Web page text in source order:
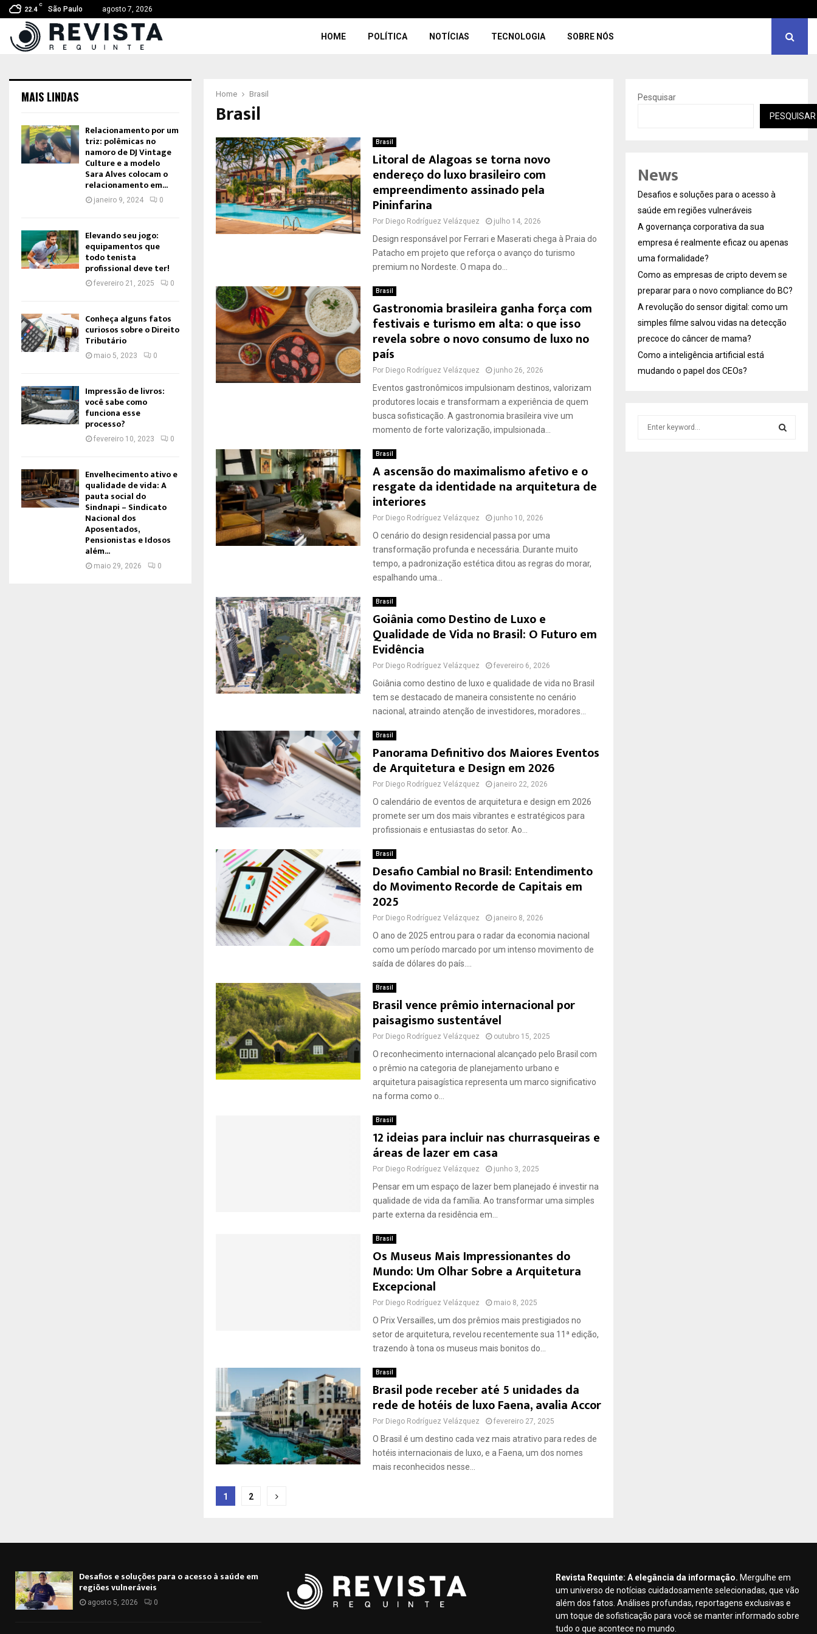
22.4
C
São Paulo agosto 7, 2026
HOME POLÍTICA NOTÍCIAS TECNOLOGIA SOBRE NÓS
Home Brasil
Brasil
Brasil
Litoral de Alagoas se torna novo
endereço do luxo brasileiro com
empreendimento assinado pela
Pininfarina
Por Diego Rodríguez Velázquez julho 14, 2026
Design responsável por Ferrari e Maserati chega à Praia do
Patacho em projeto que reforça o avanço do turismo
premium no Nordeste. O mapa do...
Brasil
Gastronomia brasileira ganha força com
festivais e turismo em alta: o que isso
revela sobre o novo consumo de luxo no
país
Por Diego Rodríguez Velázquez junho 26, 2026
Eventos gastronômicos impulsionam destinos, valorizam
produtores locais e transformam a experiência de quem
busca sofisticação. A gastronomia brasileira vive um
momento de forte valorização, impulsionada...
Brasil
A ascensão do maximalismo afetivo e o
resgate da identidade na arquitetura de
interiores
Por Diego Rodríguez Velázquez junho 10, 2026
O cenário do design residencial passa por uma
transformação profunda e necessária. Durante muito
tempo, a padronização estética ditou as regras do morar,
espalhando uma...
Brasil
Goiânia como Destino de Luxo e
Qualidade de Vida no Brasil: O Futuro em
Evidência
Por Diego Rodríguez Velázquez fevereiro 6, 2026
Goiânia como destino de luxo e qualidade de vida no Brasil
tem se destacado de maneira consistente no cenário
nacional, atraindo atenção de investidores, moradores...
Brasil
Panorama Definitivo dos Maiores Eventos
de Arquitetura e Design em 2026
Por Diego Rodríguez Velázquez janeiro 22, 2026
O calendário de eventos de arquitetura e design em 2026
promete ser um dos mais vibrantes e estratégicos para
profissionais e entusiastas do setor. Ao...
Brasil
Desafio Cambial no Brasil: Entendimento
do Movimento Recorde de Capitais em
2025
Por Diego Rodríguez Velázquez janeiro 8, 2026
O ano de 2025 entrou para o radar da economia nacional
como um período marcado por um intenso movimento de
saída de dólares do país....
Brasil
Brasil vence prêmio internacional por
paisagismo sustentável
Por Diego Rodríguez Velázquez outubro 15, 2025
O reconhecimento internacional alcançado pelo Brasil com
o prêmio na categoria de planejamento urbano e
arquitetura paisagística representa um marco significativo
na forma como o...
Brasil
12 ideias para incluir nas churrasqueiras e
áreas de lazer em casa
Por Diego Rodríguez Velázquez junho 3, 2025
Pensar em um espaço de lazer bem planejado é investir na
qualidade de vida da família. Ao transformar uma simples
parte externa da residência em...
Brasil
Os Museus Mais Impressionantes do
Mundo: Um Olhar Sobre a Arquitetura
Excepcional
Por Diego Rodríguez Velázquez maio 8, 2025
O Prix Versailles, um dos prêmios mais prestigiados no
setor de arquitetura, revelou recentemente sua 11ª edição,
trazendo à tona os museus mais bonitos do...
Brasil
Brasil pode receber até 5 unidades da
rede de hotéis de luxo Faena, avalia Accor
Por Diego Rodríguez Velázquez fevereiro 27, 2025
O Brasil é um destino cada vez mais atrativo para redes de
hotéis internacionais de luxo, e a Faena, um dos nomes
mais reconhecidos nesse...
Paginação
posts
1 2
MAIS LINDAS
Relacionamento por um
triz: polêmicas no
namoro de DJ Vintage
Culture e a modelo
Sara Alves colocam o
relacionamento em...
janeiro 9, 2024 0
Elevando seu jogo:
equipamentos que
todo tenista
profissional deve ter!
fevereiro 21, 2025 0
Conheça alguns fatos
curiosos sobre o Direito
Tributário
maio 5, 2023 0
Impressão de livros:
você sabe como
funciona esse
processo?
fevereiro 10, 2023 0
Envelhecimento ativo e
qualidade de vida: A
pauta social do
Sindnapi – Sindicato
Nacional dos
Aposentados,
Pensionistas e Idosos
além...
maio 29, 2026 0
Pesquisar
PESQUISAR
News
Desafios e soluções para o acesso à
saúde em regiões vulneráveis
A governança corporativa da sua
empresa é realmente eficaz ou apenas
uma formalidade?
Como as empresas de cripto devem se
preparar para o novo compliance do BC?
A revolução do sensor digital: como um
simples filme salvou vidas na detecção
precoce do câncer de mama?
Como a inteligência artificial está
mudando o papel dos CEOs?
Desafios e soluções para o acesso à saúde em
regiões vulneráveis
agosto 5, 2026 0
Revista Requinte: A elegância da informação. Mergulhe em
um universo de notícias cuidadosamente selecionadas, que vão
além dos fatos. Análises profundas, reportagens exclusivas e
um toque de sofisticação para você se manter informado sobre
tudo o que acontece no mundo.